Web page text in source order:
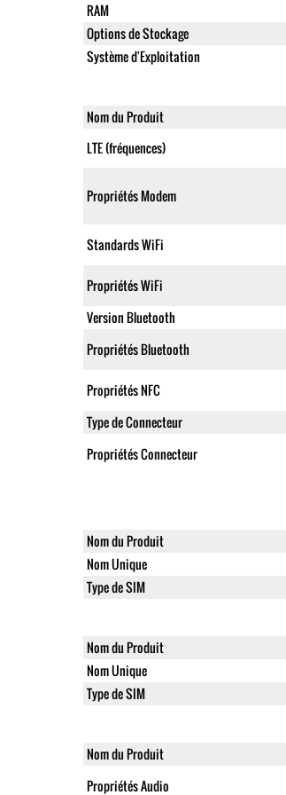
RAM
Options de Stockage
Système d'Exploitation
Nom du Produit
LTE (fréquences)
Propriétés Modem
Standards WiFi
Propriétés WiFi
Version Bluetooth
Propriétés Bluetooth
Propriétés NFC
Type de Connecteur
Propriétés Connecteur
Nom du Produit
Nom Unique
Type de SIM
Nom du Produit
Nom Unique
Type de SIM
Nom du Produit
Propriétés Audio